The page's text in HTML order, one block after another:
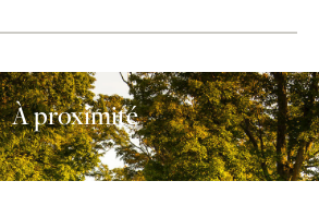
À proximité